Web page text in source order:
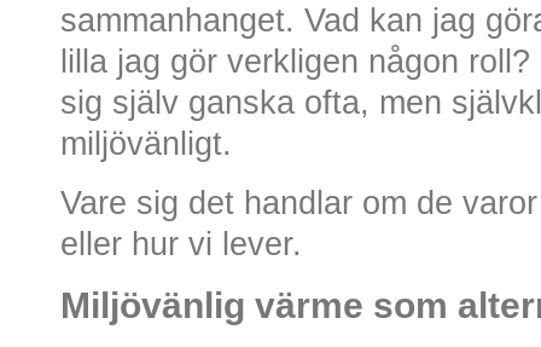
sammanhanget. Vad kan jag
lilla jag gör verkligen någon
sig själv ganska ofta, men
miljövänligt.
Vare sig det handlar om de
eller hur vi lever.
Miljövänlig värme som